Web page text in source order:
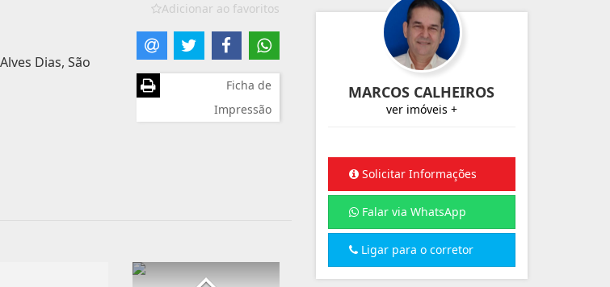
Dias, São
Adicionar ao favoritos
Ficha de
Impressão
MARCOS CALHEIROS
ver imóveis +
Solicitar Informações
Falar via WhatsApp
Ligar para o corretor